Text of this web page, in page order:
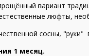
вариант
люфты,
сосны, "руки"
1 месяц.